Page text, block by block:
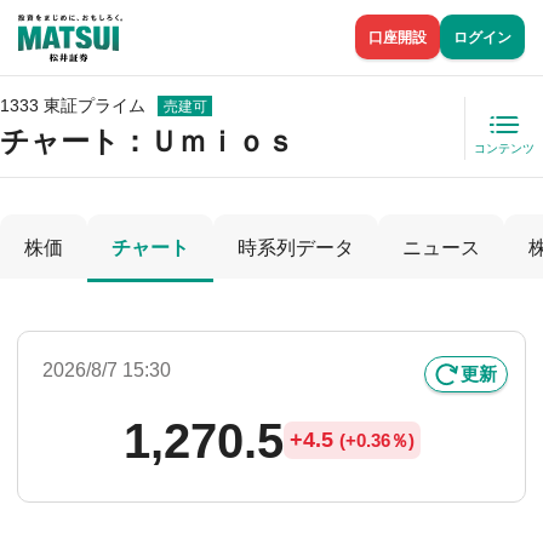
口座開設 ログイン
1333 東証プライム 売建可
チャート： Ｕｍｉｏｓ コンテンツ
株価 チャート 時系列データ ニュース
2026/8/7 15:30 更新
1,270.5 +4.5 (+0.36％)